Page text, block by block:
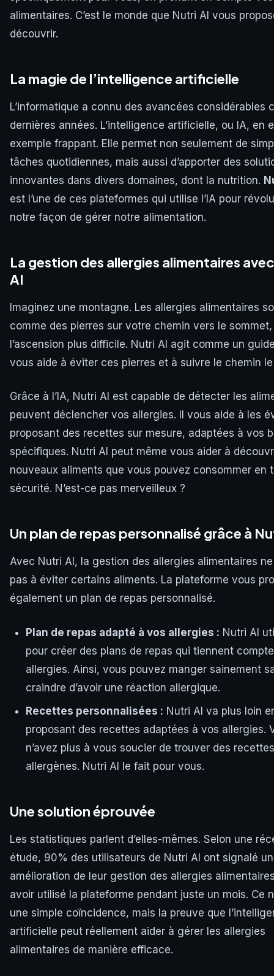
alimentaires. C’est le monde que Nutri AI vous
découvrir.
La magie de l’intelligence artificielle
L’informatique a connu des avancées considérables
dernières années. L’intelligence artificielle, ou IA, en
exemple frappant. Elle permet non seulement de
tâches quotidiennes, mais aussi d’apporter des
innovantes dans divers domaines, dont la nutrition.
est l’une de ces plateformes qui utilise l’IA pour
notre façon de gérer notre alimentation.
La gestion des allergies alimentaires
AI
Imaginez une montagne. Les allergies alimentaires
comme des pierres sur votre chemin vers le
l’ascension plus difficile. Nutri AI agit comme un
vous aide à éviter ces pierres et à suivre le chemin
Grâce à l’IA, Nutri AI est capable de détecter les
peuvent déclencher vos allergies. Il vous aide à les
proposant des recettes sur mesure, adaptées à vos
spécifiques. Nutri AI peut même vous aider à
nouveaux aliments que vous pouvez consommer en
sécurité. N’est-ce pas merveilleux ?
Un plan de repas personnalisé grâce à
Avec Nutri AI, la gestion des allergies alimentaires
pas à éviter certains aliments. La plateforme vous
également un plan de repas personnalisé.
Plan de repas adapté à vos allergies : Nutri AI
pour créer des plans de repas qui tiennent
allergies. Ainsi, vous pouvez manger sainement
craindre d’avoir une réaction allergique.
Recettes personnalisées : Nutri AI va plus loin
proposant des recettes adaptées à vos allergies.
n’avez plus à vous soucier de trouver des
allergènes. Nutri AI le fait pour vous.
Une solution éprouvée
Les statistiques parlent d’elles-mêmes. Selon une
étude, 90% des utilisateurs de Nutri AI ont signalé
amélioration de leur gestion des allergies
avoir utilisé la plateforme pendant juste un mois. Ce
une simple coïncidence, mais la preuve que
artificielle peut réellement aider à gérer les allergies
alimentaires de manière efficace.